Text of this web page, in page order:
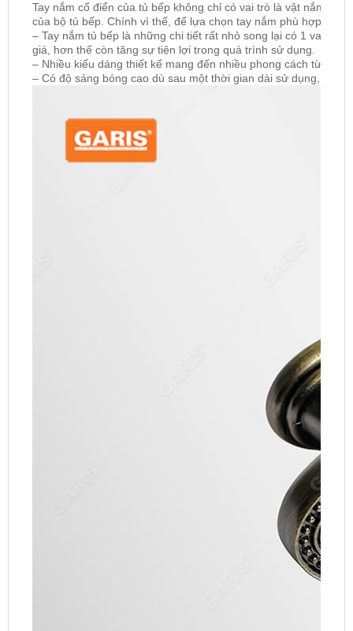
Tay nắm cổ điển của tủ bếp không chỉ có vai trò là vật nắm
của bộ tủ bếp. Chính vì thế, để lựa chọn tay nắm phù hợp với
– Tay nắm tủ bếp là những chi tiết rất nhỏ song lại có 1 vai trò
giá, hơn thế còn tăng sự tiện lợi trong quá trình sử dụng.
– Nhiều kiểu dáng thiết kế mang đến nhiều phong cách từ
– Có độ sáng bóng cao dù sau một thời gian dài sử dụng,